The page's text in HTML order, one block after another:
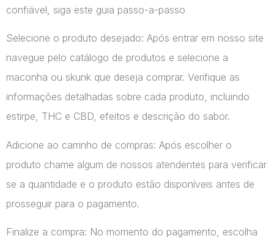
confiável, siga este guia passo-a-passo
Selecione o produto desejado: Após entrar em nosso site
navegue pelo catálogo de produtos e selecione a
maconha ou skunk que deseja comprar. Verifique as
informações detalhadas sobre cada produto, incluindo
estirpe, THC e CBD, efeitos e descrição do sabor.
Adicione ao carrinho de compras: Após escolher o
produto chame algum de nossos atendentes para verificar
se a quantidade e o produto estão disponíveis antes de
prosseguir para o pagamento.
Finalize a compra: No momento do pagamento, escolha